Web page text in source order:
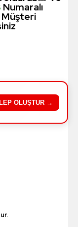
Numaralı
Müşteri
OLUŞTUR →